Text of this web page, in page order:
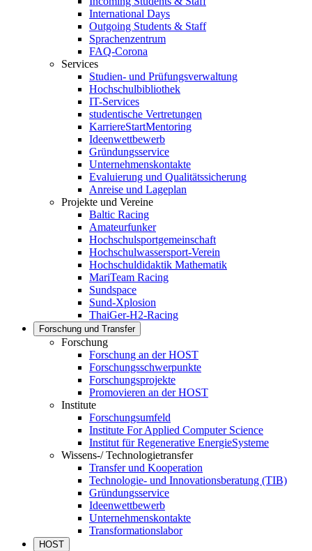
International Days
Outgoing Students & Staff
Sprachenzentrum
FAQ-Corona
Services
Studien- und Prüfungsverwaltung
Hochschulbibliothek
IT-Services
studentische Vertretungen
KarriereStartMentoring
Ideenwettbewerb
Gründungsservice
Unternehmenskontakte
Evaluierung und Qualitätssicherung
Anreise und Lageplan
Projekte und Vereine
Baltic Racing
Amateurfunker
Hochschulsportgemeinschaft
Hochschulwassersport-Verein
Hochschuldidaktik Mathematik
MariTeam Racing
Sundspace
Sund-Xplosion
ThaiGer-H2-Racing
Forschung und Transfer
Forschung
Forschung an der HOST
Forschungsschwerpunkte
Forschungsprojekte
Promovieren an der HOST
Institute
Forschungsumfeld
Institute For Applied Computer Science
Institut für Regenerative EnergieSysteme
Wissens-/ Technologietransfer
Transfer und Kooperation
Technologie- und Innovationsberatung (TIB)
Gründungsservice
Ideenwettbewerb
Unternehmenskontakte
Transformationslabor
HOST